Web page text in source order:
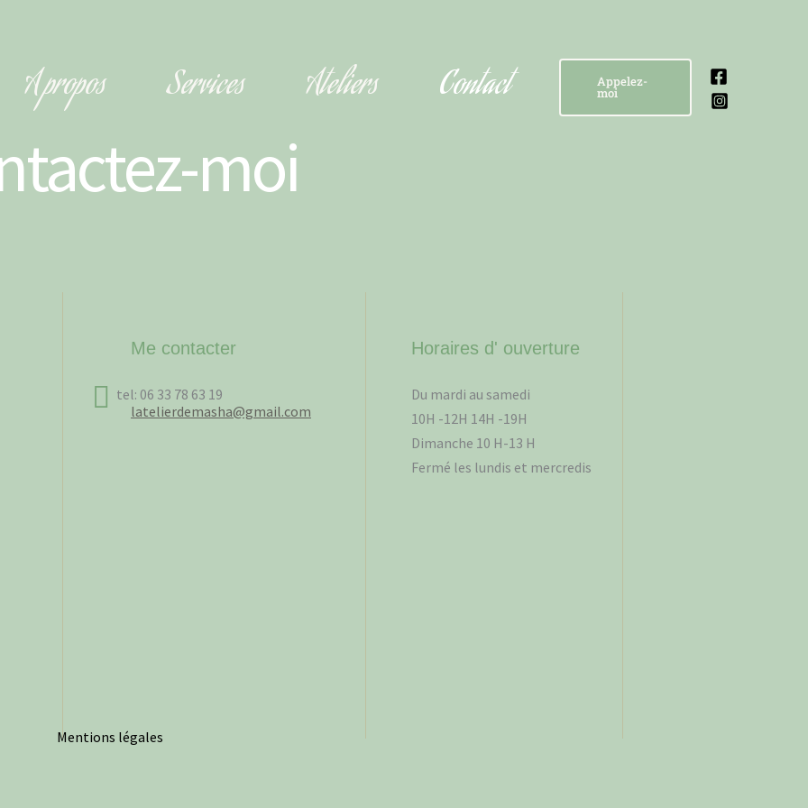
A propos Services Ateliers Contact Appelez-
moi
moi
Me contacter
tel: 06 33 78 63 19
latelierdemasha@gmail.com
Horaires d' ouverture
Du mardi au samedi
10H -12H 14H -19H
Dimanche 10 H-13 H
Fermé les lundis et mercredis
Mentions légales